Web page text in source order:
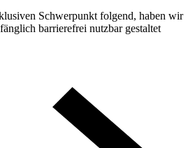
Schwerpunkt folgend, haben wir
barrierefrei nutzbar gestaltet